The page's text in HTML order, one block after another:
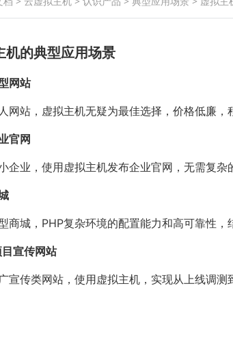
机的典型应用场景
网站
网站，虚拟主机无疑为最佳选择，价格低廉，
官网
企业，使用虚拟主机发布企业官网，无需复
商城，PHP复杂环境的配置能力和高可靠性，
宣传网站
宣传类网站，使用虚拟主机，实现从上线调